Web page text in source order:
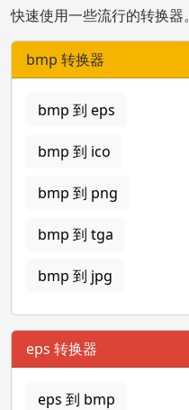
快速使用一些流行的转换器。
bmp 转换器
bmp 到 eps
bmp 到 ico
bmp 到 png
bmp 到 tga
bmp 到 jpg
eps 转换器
eps 到 bmp